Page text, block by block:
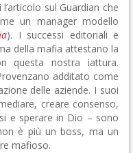
sul Guardian che
un manager modello
). I successi editoriali e
della mafia attestano la
questa nostra iattura.
additato come
delle aziende. I suoi
creare consenso,
e sperare in Dio – sono
è più un boss, ma un
mafioso.